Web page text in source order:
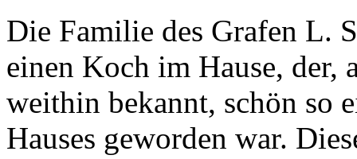
Die Familie des Grafen L.
einen Koch im Hause, der,
weithin bekannt, schön so
Hauses geworden war.